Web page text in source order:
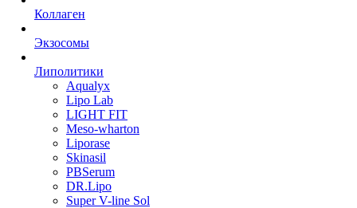
Коллаген
Экзосомы
Липолитики
Aqualyx
Lipo Lab
LIGHT FIT
Meso-wharton
Liporase
Skinasil
PBSerum
DR.Lipo
Super V-line Sol